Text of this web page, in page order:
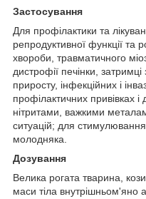
Застосування
Для профілактики та
репродуктивної функції та
хвороби, травматичного
дистрофії печінки,
приросту, інфекційних і
профілактичних привівках і
нітритами, важкими
ситуацій; для стимулювання
молодняка.
Дозування
Велика рогата тварина,
маси тіла внутрішньом'яно